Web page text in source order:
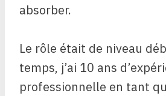
absorber.
Le rôle était de niveau
temps, j’ai 10 ans
professionnelle en tant